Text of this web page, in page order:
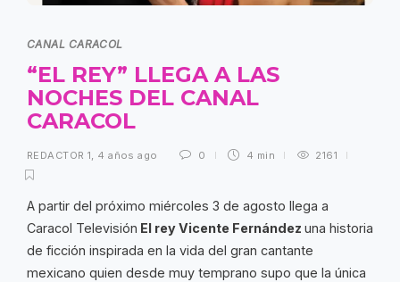
CANAL CARACOL
“EL REY” LLEGA A LAS
NOCHES DEL CANAL
CARACOL
REDACTOR 1, 4 años ago 0 4 min 2161
A partir del próximo miércoles 3 de agosto llega a
Caracol Televisión El rey Vicente Fernández una historia
de ficción inspirada en la vida del gran cantante
mexicano quien desde muy temprano supo que la única